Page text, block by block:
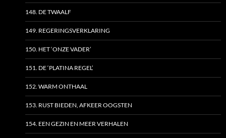
148. DE TWAALF
149. REGERINGSVERKLARING
150. HET ‘ONZE VADER’
151. DE ‘PLATINA REGEL’
152. WARM ONTHAAL
153. RUST BIEDEN, AFKEER OOGSTEN
154. EEN GEZIN EN MEER VERHALEN